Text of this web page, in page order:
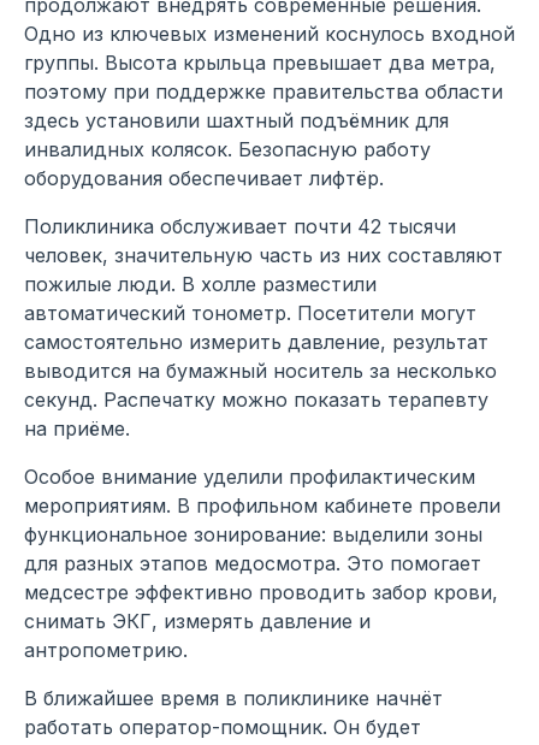
продолжают внедрять современные решения.
Одно из ключевых изменений коснулось входной
группы. Высота крыльца превышает два метра,
поэтому при поддержке правительства области
здесь установили шахтный подъёмник для
инвалидных колясок. Безопасную работу
оборудования обеспечивает лифтёр.
Поликлиника обслуживает почти 42 тысячи
человек, значительную часть из них составляют
пожилые люди. В холле разместили
автоматический тонометр. Посетители могут
самостоятельно измерить давление, результат
выводится на бумажный носитель за несколько
секунд. Распечатку можно показать терапевту
на приёме.
Особое внимание уделили профилактическим
мероприятиям. В профильном кабинете провели
функциональное зонирование: выделили зоны
для разных этапов медосмотра. Это помогает
медсестре эффективно проводить забор крови,
снимать ЭКГ, измерять давление и
антропометрию.
В ближайшее время в поликлинике начнёт
работать оператор-помощник. Он будет